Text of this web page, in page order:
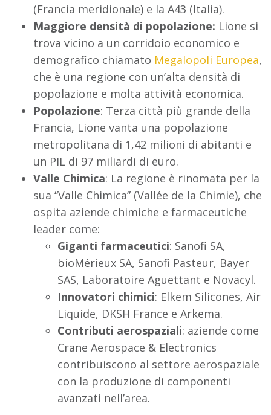
(Francia meridionale) e la A43 (Italia).
Maggiore densità di popolazione: Lione si
trova vicino a un corridoio economico e
demografico chiamato Megalopoli Europea,
che è una regione con un’alta densità di
popolazione e molta attività economica.
Popolazione: Terza città più grande della
Francia, Lione vanta una popolazione
metropolitana di 1,42 milioni di abitanti e
un PIL di 97 miliardi di euro.
Valle Chimica: La regione è rinomata per la
sua “Valle Chimica” (Vallée de la Chimie), che
ospita aziende chimiche e farmaceutiche
leader come:
Giganti farmaceutici: Sanofi SA,
bioMérieux SA, Sanofi Pasteur, Bayer
SAS, Laboratoire Aguettant e Novacyl.
Innovatori chimici: Elkem Silicones, Air
Liquide, DKSH France e Arkema.
Contributi aerospaziali: aziende come
Crane Aerospace & Electronics
contribuiscono al settore aerospaziale
con la produzione di componenti
avanzati nell’area.